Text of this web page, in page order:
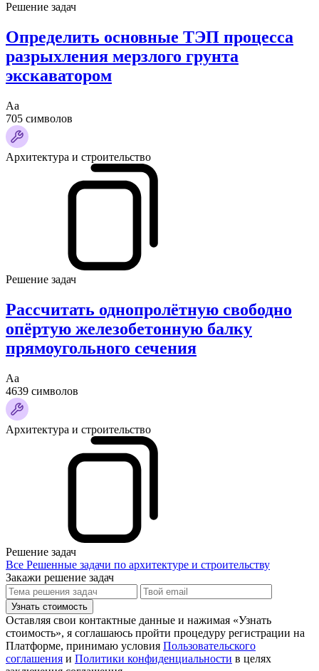
Решение задач
Определить основные ТЭП процесса
разрыхления мерзлого грунта
экскаватором
Аа
705 символов
Архитектура и строительство
Решение задач
Рассчитать однопролётную свободно
опёртую железобетонную балку
прямоугольного сечения
Аа
4639 символов
Архитектура и строительство
Решение задач
Все Решенные задачи по архитектуре и строительству
Закажи решение задач
Узнать стоимость
Оставляя свои контактные данные и нажимая «Узнать
стоимость», я соглашаюсь пройти процедуру регистрации на
Платформе, принимаю условия Пользовательского
соглашения и Политики конфиденциальности в целях